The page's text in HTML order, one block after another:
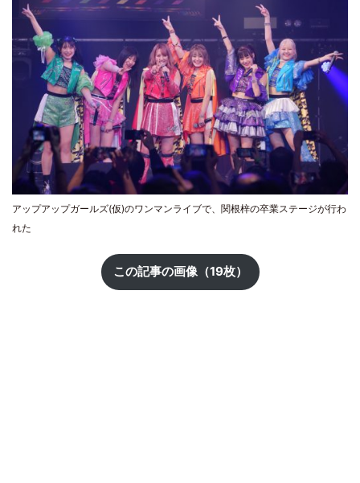
アップアップガールズ(仮)のワンマンライブで、関根梓の卒業ステージが行わ
れた
この記事の画像（19枚）